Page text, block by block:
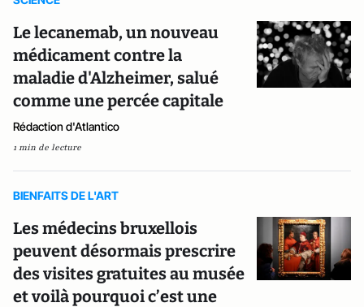
Le lecanemab, un nouveau
médicament contre la
maladie d'Alzheimer, salué
comme une percée capitale
Rédaction d'Atlantico
1 min de lecture
BIENFAITS DE L'ART
Les médecins bruxellois
peuvent désormais prescrire
des visites gratuites au musée
et voilà pourquoi c’est une